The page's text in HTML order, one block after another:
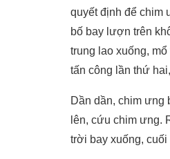
quyết định để chim
bố bay lượn trên
trung lao xuống,
tấn công lần thứ
Dần dần, chim ưng
lên, cứu chim ưng.
trời bay xuống,